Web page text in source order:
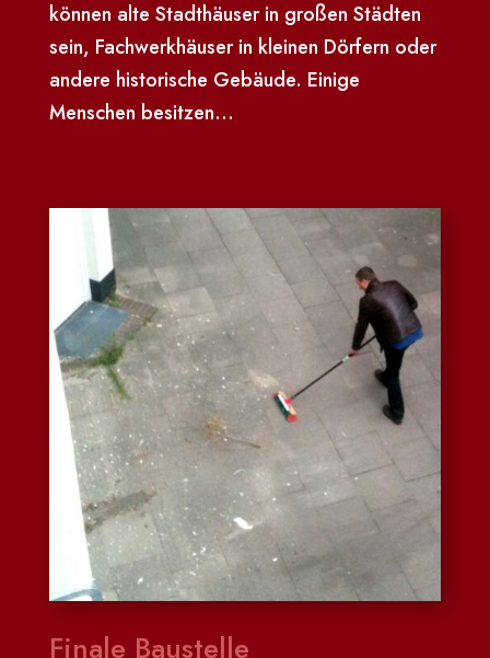
können alte Stadthäuser in großen Städten
sein, Fachwerkhäuser in kleinen Dörfern oder
andere historische Gebäude. Einige
Menschen besitzen...
Finale Baustelle